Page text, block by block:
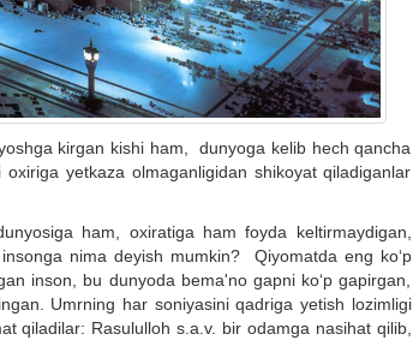
kirgan kishi ham, dunyoga kelib hech qancha
yetkaza olmaganligidan shikoyat qiladiganlar
ham, oxiratiga ham foyda keltirmaydigan,
nima deyish mumkin? Qiyomatda eng ko‘p
inson, bu dunyoda bema'no gapni ko‘p gapirgan,
Umrning har soniyasini qadriga yetish lozimligi
qiladilar: Rasululloh s.a.v. bir odamga nasihat qilib,